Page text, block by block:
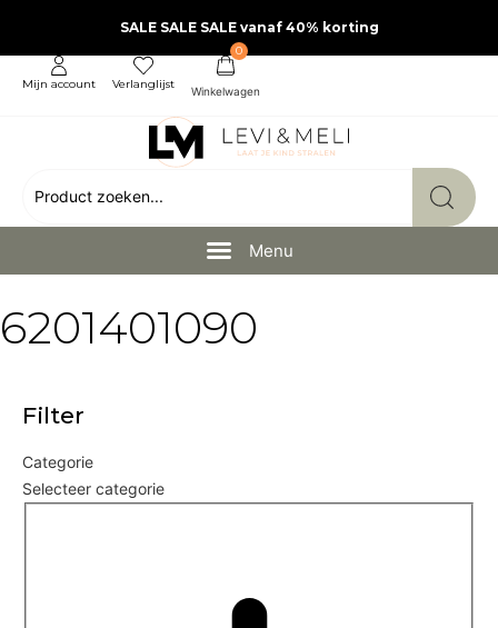
SALE SALE SALE vanaf 40% korting
Mijn account Verlanglijst
0
6201401090
Filter
Categorie
Selecteer categorie